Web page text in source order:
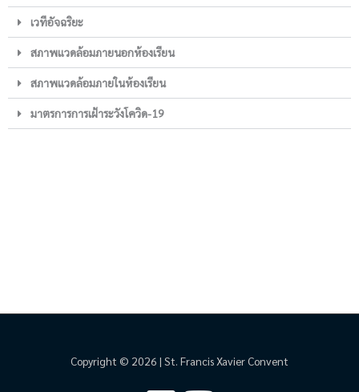
เวทีอัจฉริยะ
สภาพแวดล้อมภายนอกห้องเรียน
สภาพแวดล้อมภายในห้องเรียน
มาตรการการเฝ้าระวังโควิด-19
Copyright © 2026 | St. Francis Xavier Convent